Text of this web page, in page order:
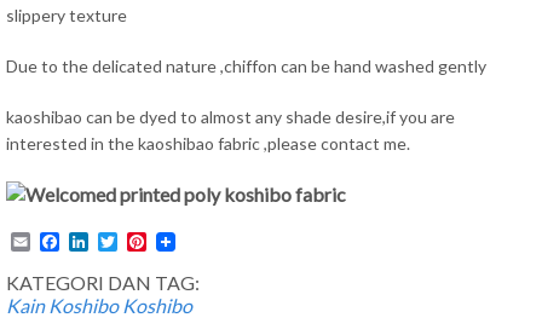
slippery texture
Due to the delicated nature ,chiffon can be hand washed gently
kaoshibao can be dyed to almost any shade desire,if you are
interested in the kaoshibao fabric ,please contact me.
EmailFacebook
LinkedIn
TwitterPinterest
KATEGORI DAN TAG:
Kain Koshibo Koshibo